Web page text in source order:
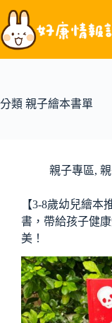
跳
至
主
要
分類 親子繪本書單
親子專區,
【3-8歲幼兒繪
書，帶給孩子健
美！